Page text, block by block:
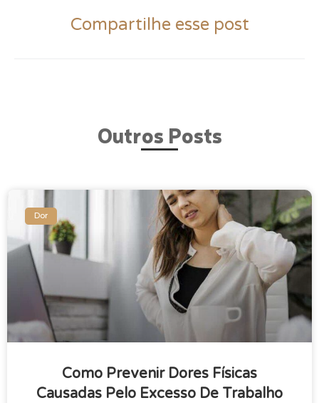
Compartilhe esse post
Outros Posts
Dor
Como Prevenir Dores Físicas
Causadas Pelo Excesso De Trabalho